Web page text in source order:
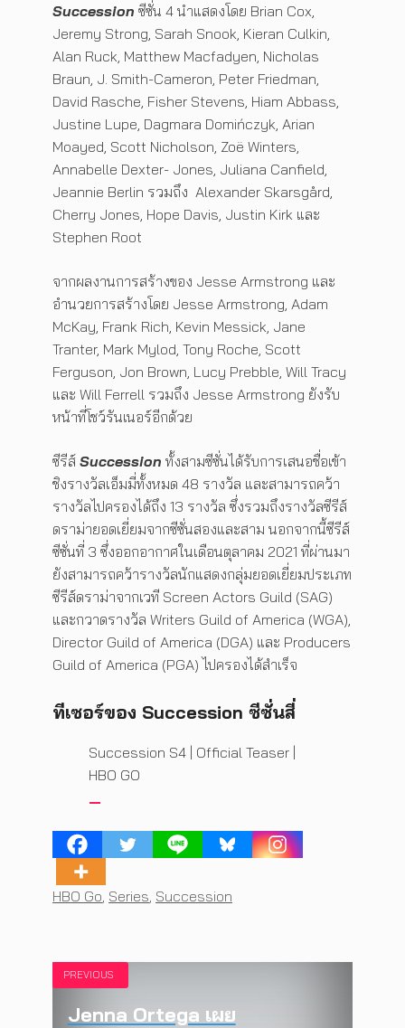
Succession ซีซั่น 4 นำแสดงโดย Brian Cox,
Jeremy Strong, Sarah Snook, Kieran Culkin,
Alan Ruck, Matthew Macfadyen, Nicholas
Braun, J. Smith-Cameron, Peter Friedman,
David Rasche, Fisher Stevens, Hiam Abbass,
Justine Lupe, Dagmara Domińczyk, Arian
Moayed, Scott Nicholson, Zoë Winters,
Annabelle Dexter- Jones, Juliana Canfield,
Jeannie Berlin รวมถึง Alexander Skarsgård,
Cherry Jones, Hope Davis, Justin Kirk และ
Stephen Root
จากผลงานการสร้างของ Jesse Armstrong และ
อำนวยการสร้างโดย Jesse Armstrong, Adam
McKay, Frank Rich, Kevin Messick, Jane
Tranter, Mark Mylod, Tony Roche, Scott
Ferguson, Jon Brown, Lucy Prebble, Will Tracy
และ Will Ferrell รวมถึง Jesse Armstrong ยังรับ
หน้าที่โชว์รันเนอร์อีกด้วย
ซีรีส์ Succession ทั้งสามซีซั่นได้รับการเสนอชื่อเข้า
ชิงรางวัลเอ็มมี่ทั้งหมด 48 รางวัล และสามารถคว้า
รางวัลไปครองได้ถึง 13 รางวัล ซึ่งรวมถึงรางวัลซีรีส์
ดราม่ายอดเยี่ยมจากซีซั่นสองและสาม นอกจากนี้ซีรีส์
ซีซั่นที่ 3 ซึ่งออกอากาศในเดือนตุลาคม 2021 ที่ผ่านมา
ยังสามารถคว้ารางวัลนักแสดงกลุ่มยอดเยี่ยมประเภท
ซีรีส์ดราม่าจากเวที Screen Actors Guild (SAG)
และกวาดรางวัล Writers Guild of America (WGA),
Director Guild of America (DGA) และ Producers
Guild of America (PGA) ไปครองได้สำเร็จ
ทีเซอร์ของ Succession ซีซั่นสี่
Succession S4 | Official Teaser |
HBO GO
Tags
HBO Go, Series, Succession
PREVIOUS
Jenna Ortega เผย